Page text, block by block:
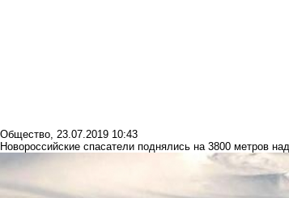
Общество, 23.07.2019 10:43
Новороссийские спасатели поднялись на 3800 метров